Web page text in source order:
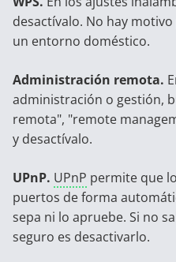
desactívalo. No hay
un entorno doméstico.
Administración remota.
administración o gestión,
remota", "remote
y desactívalo.
UPnP. UPnP permite que
puertos de forma
sepa ni lo apruebe. Si no
seguro es desactivarlo.